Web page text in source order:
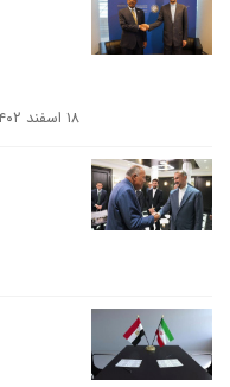
۱۸ اسفند ۱۴۰۲